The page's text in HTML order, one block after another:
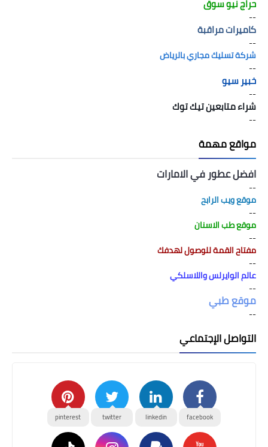
حراج نيو سوق
--
كاميرات مراقبة
--
شركة تسليك مجاري بالرياض
--
خبير سيو
--
شراء متابعين تيك توك
--
مواقع مهمة
افضل عطور في الامارات
--
موقع ويب الرابح
--
موقع طب الاسنان
--
مفتاح القمة للوصول لهدفك
--
عالم الوايرلس واللاسلكي
--
موقع طبي
--
التواصل الإجتماعي
facebook
linkedin
twitter
pinterest